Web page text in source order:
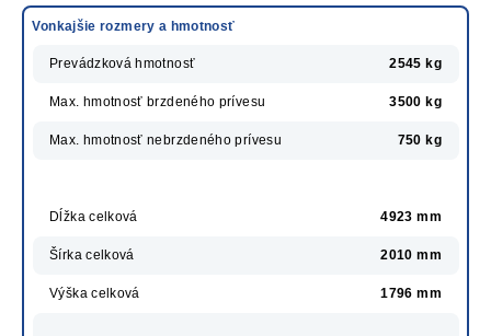
Vonkajšie rozmery a hmotnosť
Prevádzková hmotnosť 2545 kg
Max. hmotnosť brzdeného prívesu 3500 kg
Max. hmotnosť nebrzdeného prívesu 750 kg
Dĺžka celková 4923 mm
Šírka celková 2010 mm
Výška celková 1796 mm